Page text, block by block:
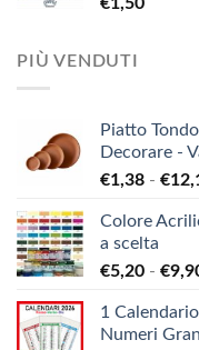
PIÙ VENDUTI
Piatto
Decorare -
€1,38 - €
Colore
a scelta
€5,20 - €
1
Numeri